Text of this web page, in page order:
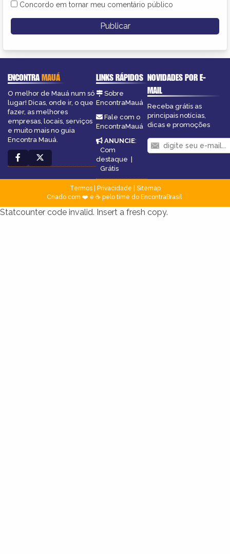
Concordo em tornar meu comentário público
ENCONTRAMAUÁ
O melhor de Mauá num só
lugar! Dicas, onde ir, o que
fazer, as melhores
empresas, locais, serviços
e muito mais no guia
Encontra Mauá.
LINKS RÁPIDOS
Sobre
EncontraMauá
Fale com o
EncontraMauá
ANUNCIE:
Com
destaque
Grátis
NOVIDADES POR E-
MAIL
Receba grátis as
principais notícias,
dicas e promoções
Termos| Privacidade
Sitemap
Criado com ❤️ e ☕ pelo time do EncontraBrasil
Statcounter code invalid. Insert a fresh copy.